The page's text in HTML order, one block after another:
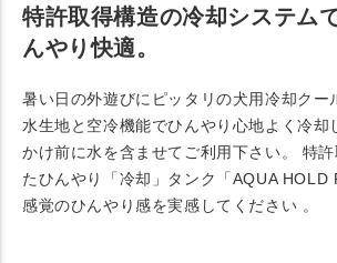
特許取得構造の冷却システム
んやり快適。
暑い日の外遊びにピッタリの犬用冷却クー
水生地と空冷機能でひんやり心地よく冷却
かけ前に水を含ませてご利用下さい。 特
たひんやり「冷却」タンク「AQUA HOLD
感覚のひんやり感を実感してください 。